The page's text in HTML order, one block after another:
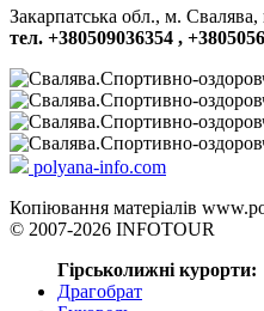
Закарпатська обл., м.
тел. +380509036354 ,
polyana-info.com
Копіювання матеріалів
© 2007-2026 INFOTOUR
Гірськолижні курорти:
Драгобрат